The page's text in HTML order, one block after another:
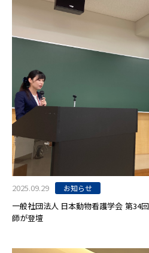
2025.09.29 お知らせ
一般社団法人 日本動物看護学会 第34
師が登壇